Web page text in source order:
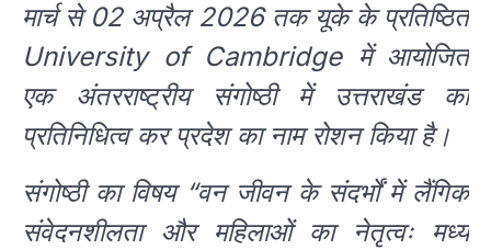
मार्च से 02 अप्रैल 2026 तक यूके के प्रतिष्ठित
University of Cambridge में आयोजित
एक अंतरराष्ट्रीय संगोष्ठी में उत्तराखंड का
प्रतिनिधित्व कर प्रदेश का नाम रोशन किया है।
संगोष्ठी का विषय “वन जीवन के संदर्भों में लैंगिक
संवेदनशीलता और महिलाओं का नेतृत्वः मध्य